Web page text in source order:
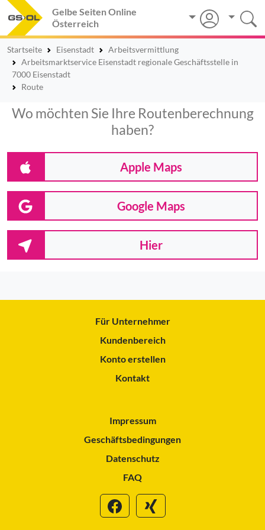
Gelbe Seiten Online
Österreich
Startseite Eisenstadt
Arbeitsvermittlung
Arbeitsmarktservice Eisenstadt regionale Geschäftsstelle in
7000 Eisenstadt
Route
Wo möchten Sie Ihre Routenberechnung
haben?
Apple Maps
Google Maps
Hier
Für Unternehmer
Kundenbereich
Konto erstellen
Kontakt
Impressum
Geschäftsbedingungen
Datenschutz
FAQ